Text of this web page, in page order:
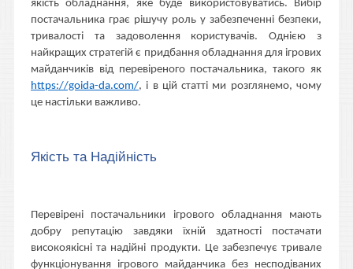
якість обладнання, яке буде використовуватись. Вибір
постачальника грає рішучу роль у забезпеченні безпеки,
тривалості та задоволення користувачів. Однією з
найкращих стратегій є придбання обладнання для ігрових
майданчиків від перевіреного постачальника, такого як
https://goida-da.com/, і в цій статті ми розглянемо, чому
це настільки важливо.
Якість та Надійність
Перевірені постачальники ігрового обладнання мають
добру репутацію завдяки їхній здатності постачати
високоякісні та надійні продукти. Це забезпечує тривале
функціонування ігрового майданчика без несподіваних